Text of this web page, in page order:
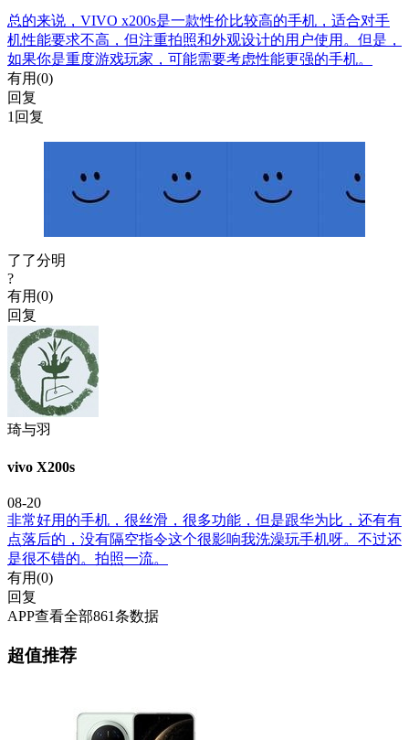
总的来说，VIVO x200s是一款性价比较高的手机，适合对手
机性能要求不高，但注重拍照和外观设计的用户使用。但是，
如果你是重度游戏玩家，可能需要考虑性能更强的手机。
有用(0)
回复
1回复
了了分明
?
有用(0)
回复
琦与羽
vivo X200s
08-20
非常好用的手机，很丝滑，很多功能，但是跟华为比，还有有
点落后的，没有隔空指令这个很影响我洗澡玩手机呀。不过还
是很不错的。拍照一流。
有用(0)
回复
APP查看全部861条数据
超值推荐